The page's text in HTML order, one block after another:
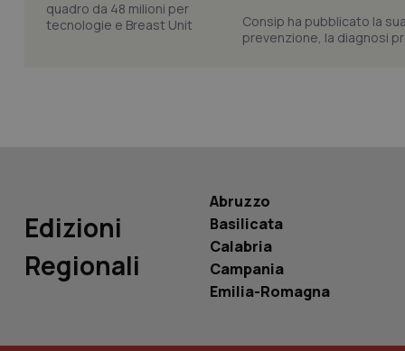
Consip ha pubblicato la
prevenzione, la diagnosi
Edizioni
Regionali
Abruzzo
Basilicata
Calabria
Campania
Emilia-Romagna
Nome
Nome